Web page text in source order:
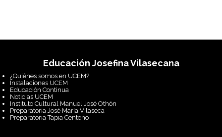
Educación Josefina Vilasecana
¿Quiénes somos en UCEM?
Instalaciones UCEM
Educación Continua
Noticias UCEM
Instituto Cultural Manuel José Othón
Preparatoria José María Vilaseca
Preparatoria Tapia Centeno